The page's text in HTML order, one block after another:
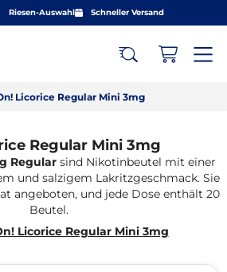
Riesen-Auswahl Schneller Versand
Licorice Regular Mini 3mg‎
Regular Mini 3mg
Regular sind Nikotinbeutel mit einer
und salzigem Lakritzgeschmack. Sie
angeboten, und jede Dose enthält 20
Beutel.
Licorice Regular Mini 3mg